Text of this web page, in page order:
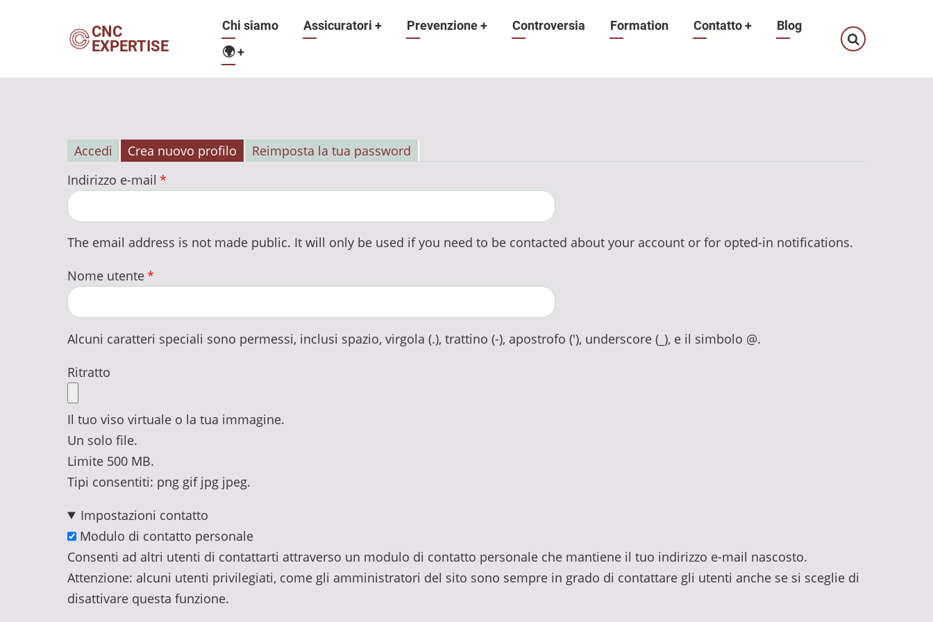
CNC
EXPERTISE
Navigazione
principale
Chi siamo Assicuratori + Prevenzione+ Controversia Formation Contatto+
Blog
🌍+
Schede
primarie
Accedi Crea nuovo profilo
Reimposta la tua password
Indirizzo e-mail
The email address is not made public. It will only be used if you need to be contacted about your account or for opted-in notifications.
Nome utente
Alcuni caratteri speciali sono permessi, inclusi spazio, virgola (.), trattino (-), apostrofo ('), underscore (_), e il simbolo @.
Ritratto
Il tuo viso virtuale o la tua immagine.
Un solo file.
Limite 500 MB.
Tipi consentiti: png gif jpg jpeg.
Impostazioni contatto
Modulo di contatto personale
Consenti ad altri utenti di contattarti attraverso un modulo di contatto personale che mantiene il tuo indirizzo e-mail nascosto.
Attenzione: alcuni utenti privilegiati, come gli amministratori del sito sono sempre in grado di contattare gli utenti anche se si sceglie di
disattivare questa funzione.